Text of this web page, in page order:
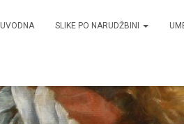
UVODNA SLIKE PO NARUDŽBINI